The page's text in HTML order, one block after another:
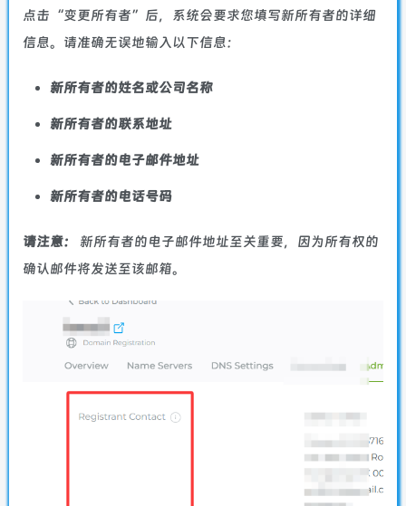
点击“变更所有者”后，系统会要求您填写新所有者的详细
信息。请准确无误地输入以下信息：
新所有者的姓名或公司名称
新所有者的联系地址
新所有者的电子邮件地址
新所有者的电话号码
请注意：
新所有者的电子邮件地址至关重要，因为所有权的
确认邮件将发送至该邮箱。